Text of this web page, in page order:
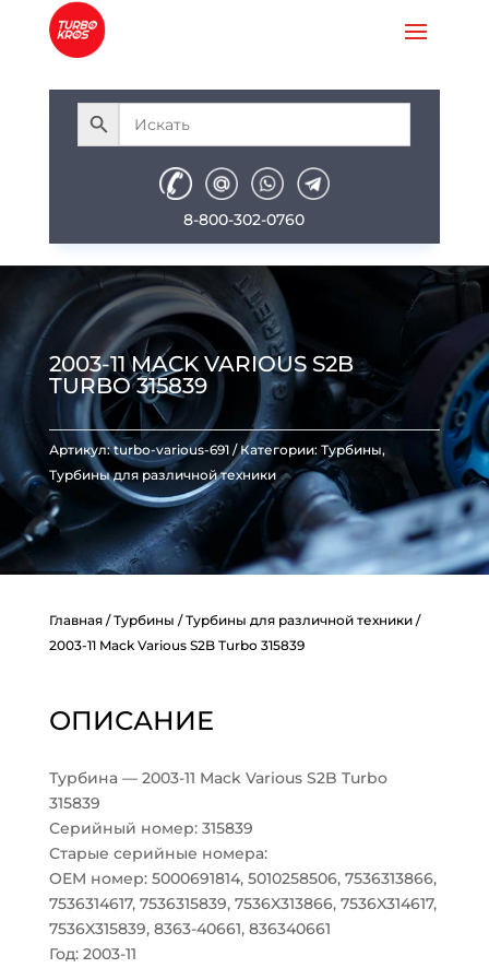
8-800-302-0760
2003-11 MACK VARIOUS S2B
TURBO 315839
Артикул:turbo-various-691 Категории:Турбины,
Турбины для различной техники
Главная/Турбины /Турбины для различной техники/
2003-11 Mack Various S2B Turbo 315839
ОПИСАНИЕ
Турбина — 2003-11 Mack Various S2B Turbo
315839
Серийный номер: 315839
Старые серийные номера:
OEM номер: 5000691814, 5010258506, 7536313866,
7536314617, 7536315839, 7536X313866, 7536X314617,
7536X315839, 8363-40661, 836340661
Год: 2003-11